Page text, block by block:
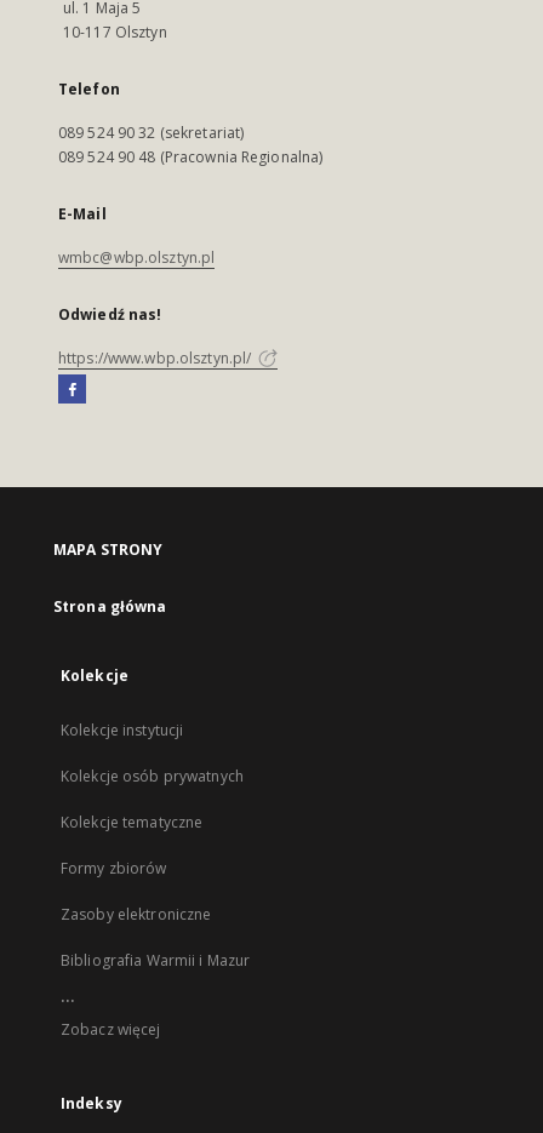
ul. 1 Maja 5
10-117 Olsztyn
Telefon
089 524 90 32 (sekretariat)
089 524 90 48 (Pracownia Regionalna)
E-Mail
wmbc@wbp.olsztyn.pl
Odwiedź nas!
https://www.wbp.olsztyn.pl/
MAPA STRONY
Strona główna
Kolekcje
Kolekcje instytucji
Kolekcje osób prywatnych
Kolekcje tematyczne
Formy zbiorów
Zasoby elektroniczne
Bibliografia Warmii i Mazur
...
Zobacz więcej
Indeksy